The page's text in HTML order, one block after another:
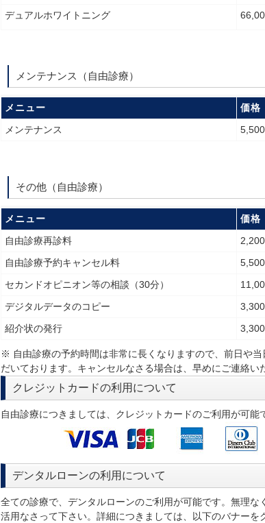
デュアルホワイトニング
メンテナンス（自由診療）
メニュー
価格
メンテナンス
その他（自由診療）
メニュー
価格
自由診療再診料
自由診療予約キャンセル料
セカンドオピニオン等の相談（30分）
デジタルデータのコピー
紹介状の発行
※ 自由診療の予約時間は非常に長くなりますので、前日や
だいております。キャンセルなさる場合は、早めにご連絡い
クレジットカードの利用について
自由診療につきましては、クレジットカードのご利用が可能
デンタルローンの利用について
全ての診療で、デンタルローンのご利用が可能です。無理
活用なさって下さい。詳細につきましては、以下のバナーを